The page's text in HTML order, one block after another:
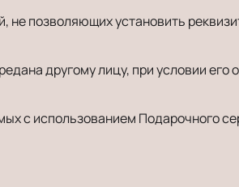
позволяющих установить
другому лицу, при условии его
с использованием Подарочного